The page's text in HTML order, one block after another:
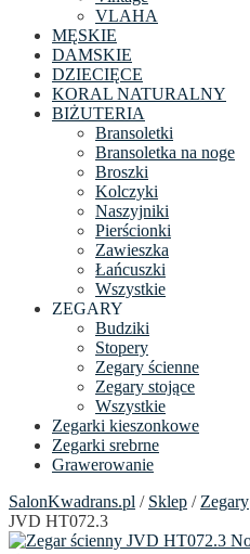
VLAHA
MĘSKIE
DAMSKIE
DZIECIĘCE
KORAL NATURALNY
BIŻUTERIA
Bransoletki
Bransoletka na noge
Broszki
Kolczyki
Naszyjniki
Pierścionki
Zawieszka
Łańcuszki
Wszystkie
ZEGARY
Budziki
Stopery
Zegary ścienne
Zegary stojące
Wszystkie
Zegarki kieszonkowe
Zegarki srebrne
Grawerowanie
SalonKwadrans.pl / Sklep / Zegary
JVD HT072.3